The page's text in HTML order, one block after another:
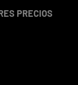
PRECIOS